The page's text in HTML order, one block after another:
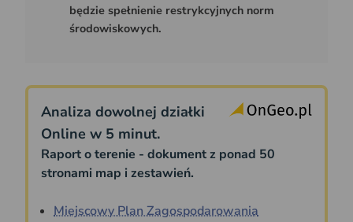
będzie spełnienie restrykcyjnych norm
środowiskowych.
Analiza dowolnej działki
Online w 5 minut.
Raport o terenie - dokument z ponad 50
stronami map i zestawień.
Miejscowy Plan Zagospodarowania